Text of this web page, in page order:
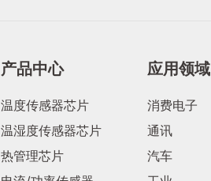
产品中心
温度传感器芯片
温湿度传感器芯片
热管理芯片
应用领域
消费电子
通讯
汽车